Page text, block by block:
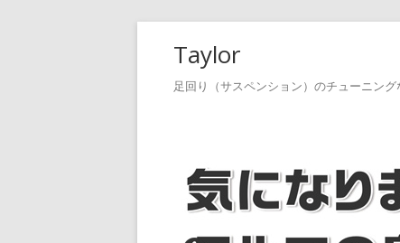
Taylor
足回り（サスペンション）のチューニング